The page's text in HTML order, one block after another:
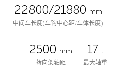
22800/21880 mm
中间车长度(车钩中心距/车体长度)
2500 mm
转向架轴距
17 t
最大轴重